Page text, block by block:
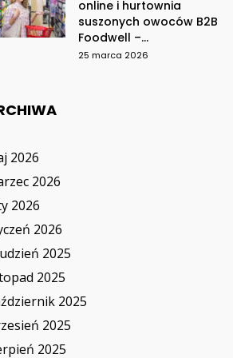
online i hurtownia
suszonych owoców B2B
Foodwell –...
25 marca 2026
2026
2026
2026
2026
2025
2025
2025
2025
2025